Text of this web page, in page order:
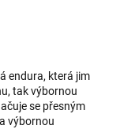
endura, která jim
tak výbornou
se přesným
výbornou